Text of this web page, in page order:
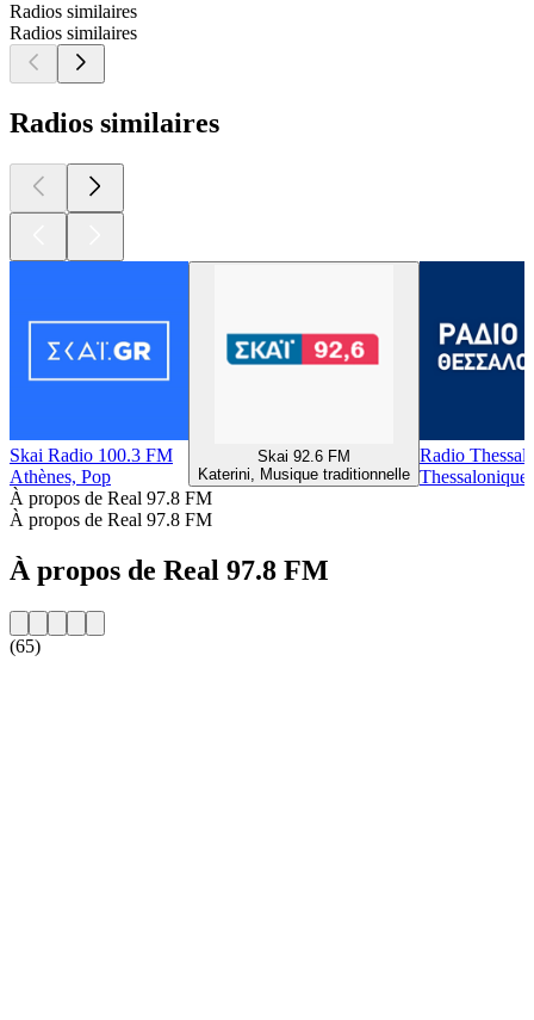
Radios similaires
Radios similaires
Radios similaires
Skai Radio 100.3 FM
Athènes, Pop
Skai 92.6 FM
Katerini, Musique traditionnelle
Radio
Thessalonique
À propos de Real 97.8 FM
À propos de Real 97.8 FM
À propos de Real 97.8 FM
(65)